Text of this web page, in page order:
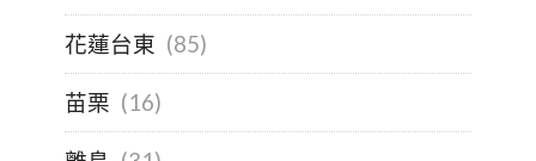
花蓮台東 (85)
苗栗 (16)